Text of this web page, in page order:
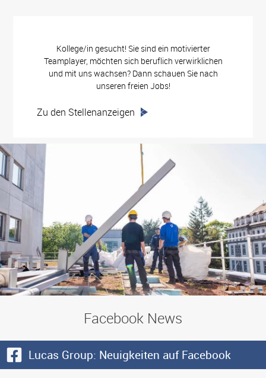
Kollege/in gesucht! Sie sind ein motivierter
Teamplayer, möchten sich beruflich verwirklichen
und mit uns wachsen? Dann schauen Sie nach
unseren freien Jobs!
Zu den Stellenanzeigen
Facebook News
Lucas Group: Neuigkeiten auf Facebook